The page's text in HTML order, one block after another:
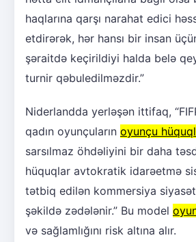
haqlarına qarşı narahat edici
etdirərək, hər hansı bir insan
şəraitdə keçirildiyi halda belə
turnir qəbuledilməzdir.”
Niderlandda yerləşən ittifaq,
qadın oyunçuların oyunçu
sarsılmaz öhdəliyini bir daha
hüquqlar avtokratik idarəetmə
tətbiq edilən kommersiya
şəkildə zədələnir.” Bu model
və sağlamlığını risk altına alır.